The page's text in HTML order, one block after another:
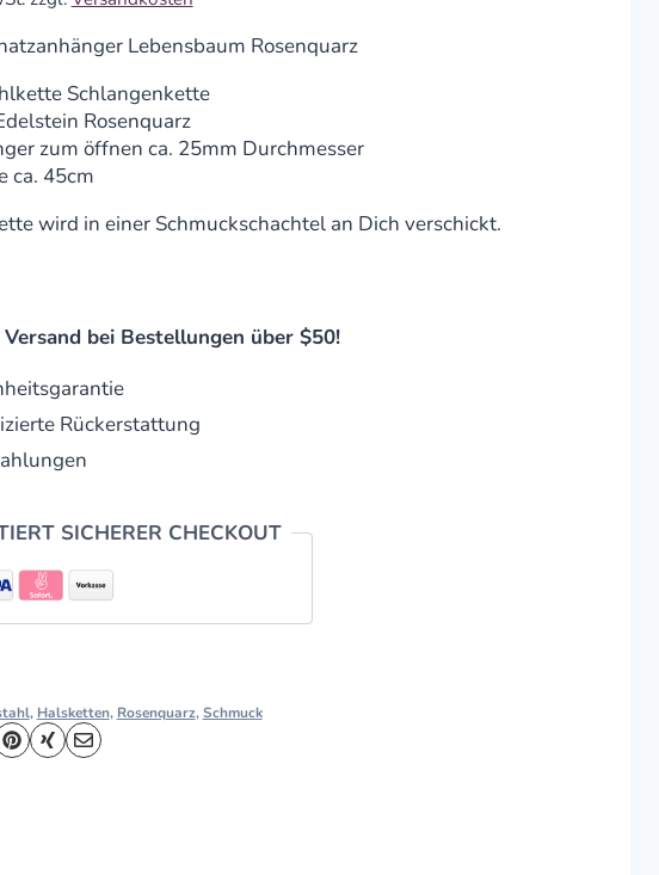
Lebensbaum Rosenquarz
Schlangenkette
Rosenquarz
zum öffnen ca. 25mm Durchmesser
ca. 45cm
wird in einer Schmuckschachtel an Dich verschickt.
bei Bestellungen über $50!
Rückerstattung
SICHERER CHECKOUT
, Halsketten, Rosenquarz,Schmuck